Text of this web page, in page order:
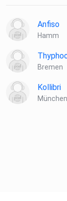
Anfiso
Hamm
Bremen
Kollibri
München